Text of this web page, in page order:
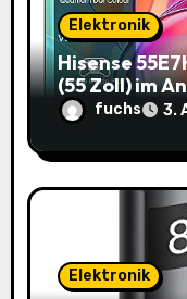
o
Elektronik
Hisense
(55 Zoll) im
145,85€!
fuchs 3.
Elektronik